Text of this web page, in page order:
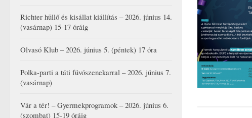
Richter hüllő és kisállat kiállítás – 2026. június 14.
(vasárnap) 15-17 óráig
Olvasó Klub – 2026. június 5. (péntek) 17 óra
Polka-parti a táti fúvószenekarral – 2026. június 7.
(vasárnap)
Vár a tér! – Gyermekprogramok – 2026. június 6.
(szombat) 15-19 óráig